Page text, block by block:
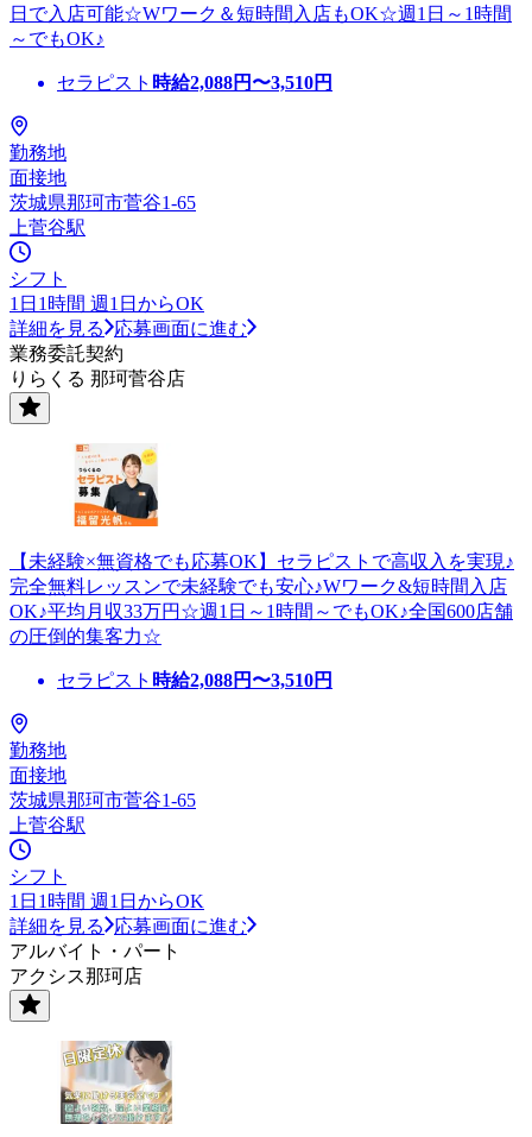
日で入店可能☆Wワーク＆短時間入店もOK☆週1日～1時間
～でもOK♪
セラピスト 時給2,088円〜3,510円
勤務地
面接地
茨城県那珂市菅谷1-65
上菅谷駅
シフト
1日1時間 週1日からOK
詳細を見る
応募画面に進む
業務委託契約
りらくる 那珂菅谷店
【未経験×無資格でも応募OK】セラピストで高収入を実現♪
完全無料レッスンで未経験でも安心♪Wワーク&短時間入店
OK♪平均月収33万円☆週1日～1時間～でもOK♪全国600店舗
の圧倒的集客力☆
セラピスト 時給2,088円〜3,510円
勤務地
面接地
茨城県那珂市菅谷1-65
上菅谷駅
シフト
1日1時間 週1日からOK
詳細を見る
応募画面に進む
アルバイト・パート
アクシス那珂店